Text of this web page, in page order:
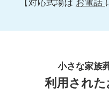
小さな家族
利用され